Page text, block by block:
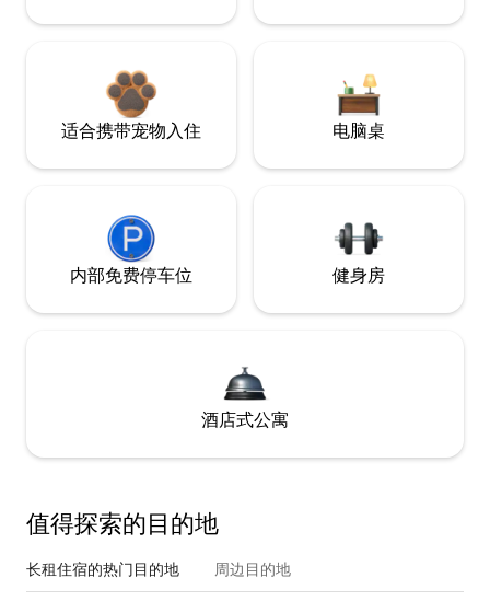
适合携带宠物入住 电脑桌
内部免费停车位 健身房
酒店式公寓
值得探索的目的地
长租住宿的热门目的地 周边目的地